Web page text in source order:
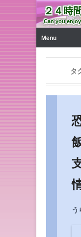
２４時
Can you
Menu
タ
う